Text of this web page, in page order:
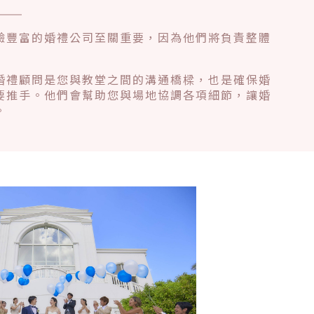
豐富的婚禮公司至關重要，因為他們將負責整體
禮顧問是您與教堂之間的溝通橋樑，也是確保婚
推手。他們會幫助您與場地協調各項細節，讓婚